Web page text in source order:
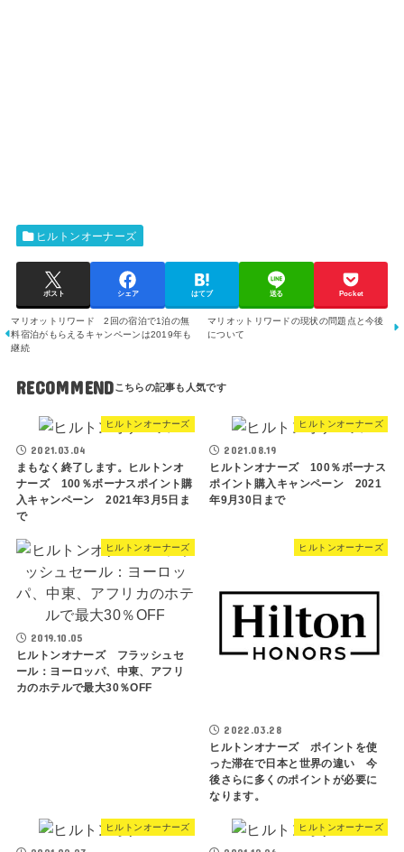
ヒルトンオーナーズ
ポスト シェア はてブ 送る Pocket
マリオットリワード 2回の宿泊で1泊の無
料宿泊がもらえるキャンペーンは2019年も
継続
マリオットリワードの現状の問題点と今後
について
RECOMMEND
ヒルトンオーナーズ
2021.03.04
まもなく終了します。ヒルトンオ
ナーズ 100％ボーナスポイント購
入キャンペーン 2021年3月5日ま
で
ヒルトンオーナーズ
2021.08.19
ヒルトンオナーズ 100％ボーナス
ポイント購入キャンペーン 2021
年9月30日まで
ヒルトンオーナーズ
2019.10.05
ヒルトンオナーズ フラッシュセ
ール：ヨーロッパ、中東、アフリ
カのホテルで最大30％OFF
ヒルトンオーナーズ
2022.03.28
ヒルトンオナーズ ポイントを使
った滞在で日本と世界の違い 今
後さらに多くのポイントが必要に
なります。
ヒルトンオーナーズ ヒルトンオーナーズ